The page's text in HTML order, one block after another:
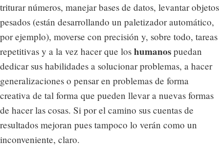
triturar números, manejar bases de datos, levantar objetos
pesados (están desarrollando un paletizador automático,
por ejemplo), moverse con precisión y, sobre todo, tareas
repetitivas y a la vez hacer que los humanos puedan
dedicar sus habilidades a solucionar problemas, a hacer
generalizaciones o pensar en problemas de forma
creativa de tal forma que pueden llevar a nuevas formas
de hacer las cosas. Si por el camino sus cuentas de
resultados mejoran pues tampoco lo verán como un
inconveniente, claro.